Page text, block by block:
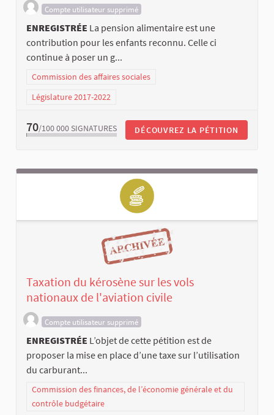
Compte utilisateur supprimé
ENREGISTRÉE La pension alimentaire est une
contribution pour les enfants reconnu. Celle ci
continue à poser un g...
Commission des affaires sociales
Législature 2017-2022
70/100 000 SIGNATURES DÉCOUVREZ LA PÉTITION
Taxation du kérosène sur les vols
nationaux de l'aviation civile
Compte utilisateur supprimé
ENREGISTRÉE L’objet de cette pétition est de
proposer la mise en place d’une taxe sur l’utilisation
du carburant...
Commission des finances, de l’économie générale et du
contrôle budgétaire